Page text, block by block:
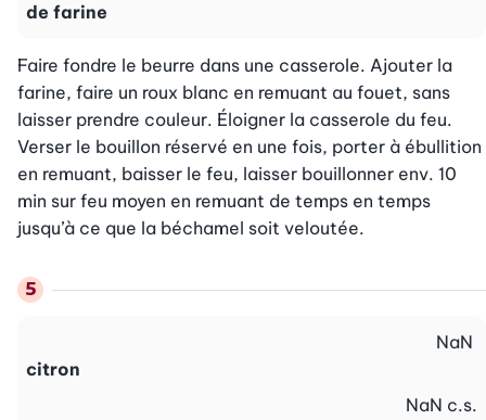
de farine
Faire fondre le beurre dans une casserole. Ajouter la
farine, faire un roux blanc en remuant au fouet, sans
laisser prendre couleur. Éloigner la casserole du feu.
Verser le bouillon réservé en une fois, porter à ébullition
en remuant, baisser le feu, laisser bouillonner env. 10
min sur feu moyen en remuant de temps en temps
jusqu’à ce que la béchamel soit veloutée.
citron
NaN
NaN c.s.